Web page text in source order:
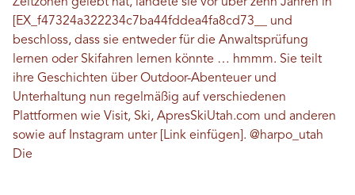
Zeitzonen gelebt hat, landete sie vor über zehn Jahren in
[EX_f47324a322234c7ba44fddea4fa8cd73__ und
beschloss, dass sie entweder für die Anwaltsprüfung
lernen oder Skifahren lernen könnte … hmmm. Sie teilt
ihre Geschichten über Outdoor-Abenteuer und
Unterhaltung nun regelmäßig auf verschiedenen
Plattformen wie Visit, Ski, ApresSkiUtah.com und anderen
sowie auf Instagram unter [Link einfügen]. @harpo_utah
Die